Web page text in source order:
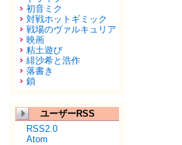
初音ミク
対戦ホットギミック
戦場のヴァルキュリア
映画
粘土遊び
緋沙希と浩作
落書き
鎖
ユーザーRSS
RSS2.0
Atom